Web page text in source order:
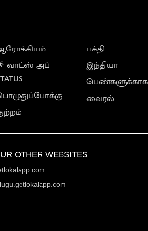
வாட்ஸ் அப்
பக்தி
இந்தியா
பெண்களுக்காக
வைரல்
OTHER WEBSITES